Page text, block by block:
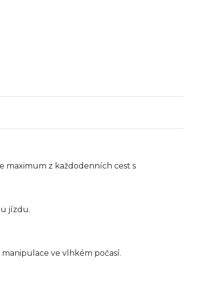
maximum z každodenních cest s
jízdu.
ve vlhkém počasí.